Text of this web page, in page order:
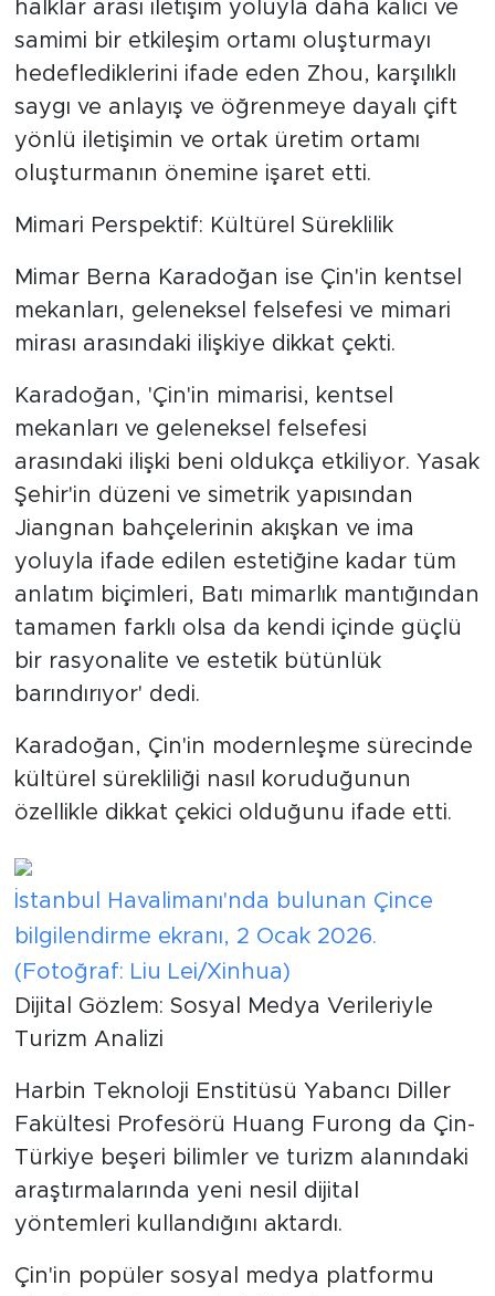
halklar arası iletişim yoluyla daha kalıcı ve
samimi bir etkileşim ortamı oluşturmayı
hedeflediklerini ifade eden Zhou, karşılıklı
saygı ve anlayış ve öğrenmeye dayalı çift
yönlü iletişimin ve ortak üretim ortamı
oluşturmanın önemine işaret etti.
Mimari Perspektif: Kültürel Süreklilik
Mimar Berna Karadoğan ise Çin'in kentsel
mekanları, geleneksel felsefesi ve mimari
mirası arasındaki ilişkiye dikkat çekti.
Karadoğan, 'Çin'in mimarisi, kentsel
mekanları ve geleneksel felsefesi
arasındaki ilişki beni oldukça etkiliyor. Yasak
Şehir'in düzeni ve simetrik yapısından
Jiangnan bahçelerinin akışkan ve ima
yoluyla ifade edilen estetiğine kadar tüm
anlatım biçimleri, Batı mimarlık mantığından
tamamen farklı olsa da kendi içinde güçlü
bir rasyonalite ve estetik bütünlük
barındırıyor' dedi.
Karadoğan, Çin'in modernleşme sürecinde
kültürel sürekliliği nasıl koruduğunun
özellikle dikkat çekici olduğunu ifade etti.
İstanbul Havalimanı'nda bulunan Çince
bilgilendirme ekranı, 2 Ocak 2026.
(Fotoğraf: Liu Lei/Xinhua)
Dijital Gözlem: Sosyal Medya Verileriyle
Turizm Analizi
Harbin Teknoloji Enstitüsü Yabancı Diller
Fakültesi Profesörü Huang Furong da Çin-
Türkiye beşeri bilimler ve turizm alanındaki
araştırmalarında yeni nesil dijital
yöntemleri kullandığını aktardı.
Çin'in popüler sosyal medya platformu